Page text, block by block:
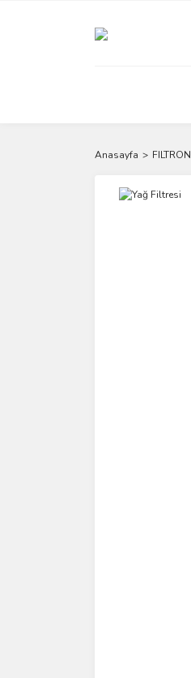
Anasayfa FILTRON